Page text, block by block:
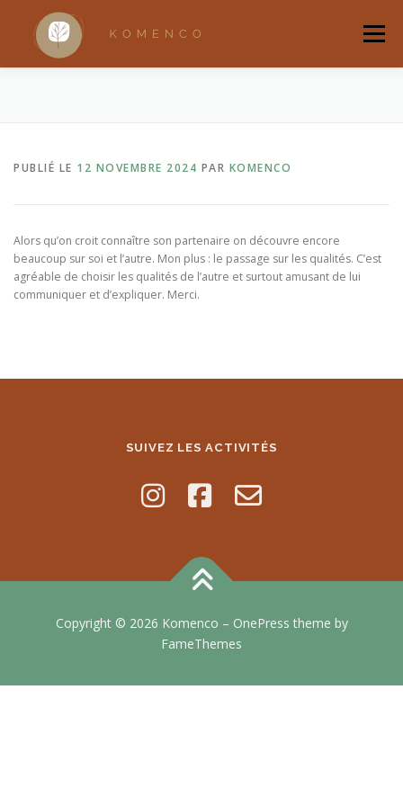
contenu
Menu
RANDONNÉES BRUXELLOISES RITUELS
QUI SUIS-JE ? BOUTIQUE
PUBLIÉ LE 12 NOVEMBRE 2024 PAR KOMENCO
Alors qu’on croit connaître son partenaire on découvre encore
beaucoup sur soi et l’autre. Mon plus : le passage sur les qualités. C’est
agréable de choisir les qualités de l’autre et surtout amusant de lui
communiquer et d’expliquer. Merci.
SUIVEZ LES ACTIVITÉS
Copyright © 2026 Komenco – OnePress theme by
FameThemes